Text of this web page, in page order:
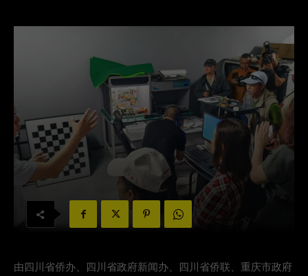
由四川省侨办、四川省政府新闻办、四川省侨联、重庆市政府